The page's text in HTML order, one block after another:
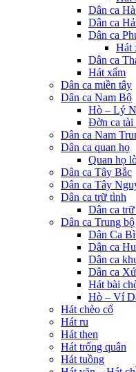
Dân ca
Dân ca
Dân ca
Hát
Dân ca
Hát xẩm
Dân ca miền tây
Dân ca Nam Bộ
Hò – Lý
Đờn ca tài
Dân ca Nam
Dân ca quan họ
Quan họ
Dân ca Tây Bắc
Dân ca Tây
Dân ca trữ tình
Dân ca
Dân ca Trung bộ
Dân Ca
Dân ca
Dân ca
Dân ca
Hát bài
Hò – Ví
Hát chèo cổ
Hát ru
Hát then
Hát trống quân
Hát tuồng